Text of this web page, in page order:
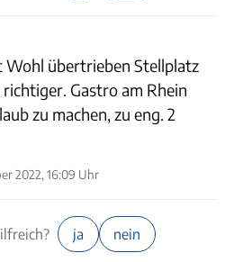
Wohl übertrieben Stellplatz
Gastro am Rhein
zu machen, zu eng. 2
2022, 16:09 Uhr
ja nein